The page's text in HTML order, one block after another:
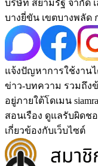
บริษัท สยามรัฐ จำกัด
บางยี่ขัน เขตบางพลัด
แจ้งปัญหาการใช้งาน
ข่าว-บทความ รวมถึง
อยู่ภายใต้โดเมน
สอนเรือง ดูแลรับผิด
เกี่ยวข้องกับเว็บไซต์